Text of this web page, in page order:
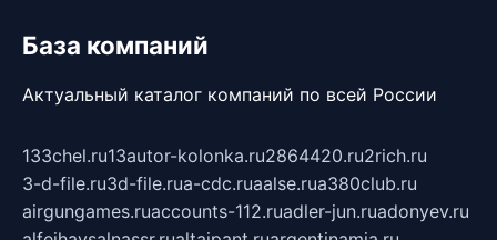
База компаний
Актуальный каталог компаний по всей России
133chel.ru13autor-kolonka.ru2864420.ru2rich.ru
3-d-file.ru3d-file.rua-cdc.ruaalse.rua380club.ru
airgungames.ruaccounts-112.ruadler-jun.ruadonyev.ru